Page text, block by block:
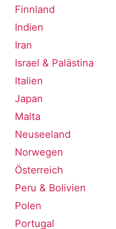
Finnland
Indien
Iran
Israel & Palästina
Italien
Japan
Malta
Neuseeland
Norwegen
Österreich
Peru & Bolivien
Polen
Portugal